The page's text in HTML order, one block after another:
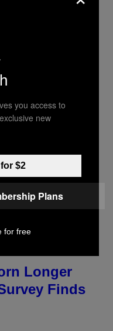
Peter
Limp
Longer
Finds
you access to
new
$2
Plans
for free